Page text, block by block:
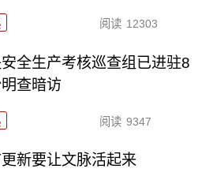
阅读 12303
全生产考核巡查组已进驻8
查暗访
阅读 9347
新要让文脉活起来